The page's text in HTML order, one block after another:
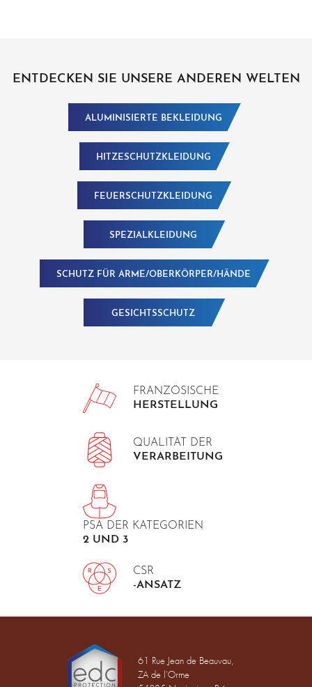
ENTDECKEN SIE UNSERE ANDEREN WELTEN
ALUMINISIERTE BEKLEIDUNG
HITZESCHUTZKLEIDUNG
FEUERSCHUTZKLEIDUNG
SPEZIALKLEIDUNG
SCHUTZ FÜR ARME/OBERKÖRPER/HÄNDE
GESICHTSSCHUTZ
FRANZÖSISCHE
HERSTELLUNG
QUALITÄT DER
VERARBEITUNG
PSA DER KATEGORIEN
2 UND 3
CSR
-ANSATZ
61 Rue Jean de Beauvau,
ZA de l'Orme